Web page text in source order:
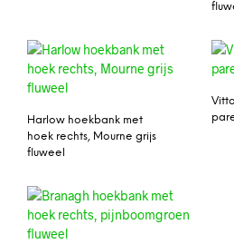
Harlow hoekbank met
hoek rechts, Mourne grijs
fluweel